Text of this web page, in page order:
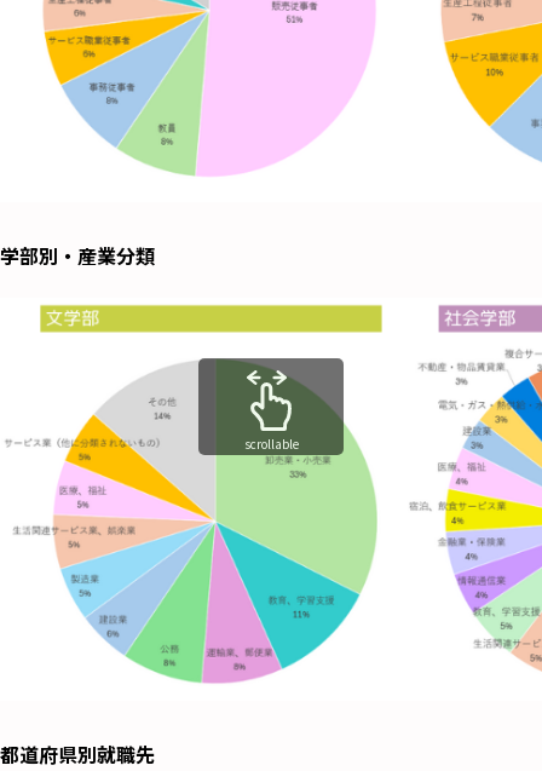
学部別・産業分類
scrollable
都道府県別就職先